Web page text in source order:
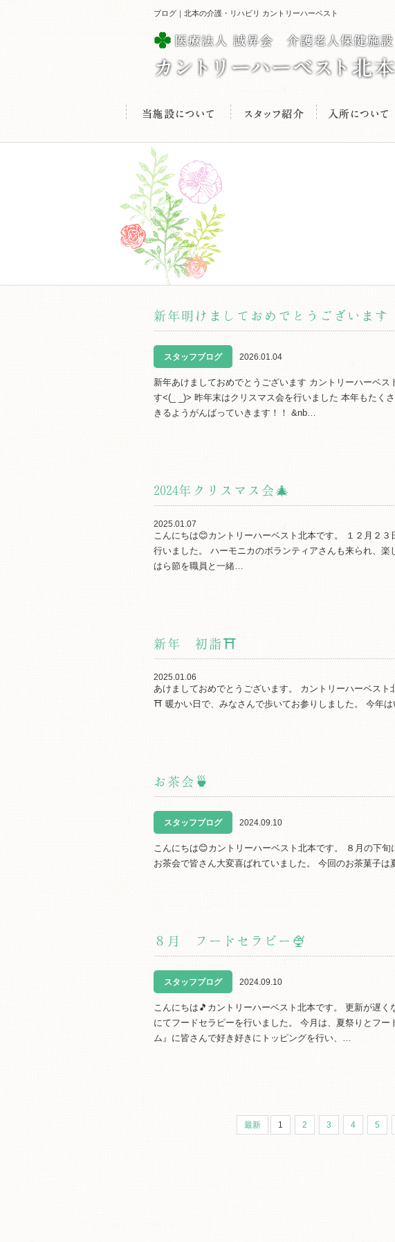
ブログ｜北本の介護・リハビリ カントリーハーベスト
新年明けましておめでとうございます
スタッフブログ 2026.01.04
新年あけましておめでとうございます カントリーハーベ
す<(_ _)> 昨年末はクリスマス会を行いました 本年もたく
きるようがんばっていきます！！ &nb…
2024年クリスマス会🎄
2025.01.07
こんにちは😊カントリーハーベスト北本です。 １２月２
行いました。 ハーモニカのボランティアさんも来られ、
はら節を職員と一緒…
新年 初詣⛩
2025.01.06
あけましておめでとうございます。 カントリーハーベス
⛩ 暖かい日で、みなさんで歩いてお参りしました。 今年
お茶会🍵
スタッフブログ 2024.09.10
こんにちは😊カントリーハーベスト北本です。 ８月の下
お茶会で皆さん大変喜ばれていました。 今回のお茶菓子
８月 フードセラピー🍨
スタッフブログ 2024.09.10
こんにちは🎵カントリーハーベスト北本です。 更新が遅
にてフードセラピーを行いました。 今月は、夏祭りとフ
ム』に皆さんで好き好きにトッピングを行い、…
最新 1 2 3 4 5